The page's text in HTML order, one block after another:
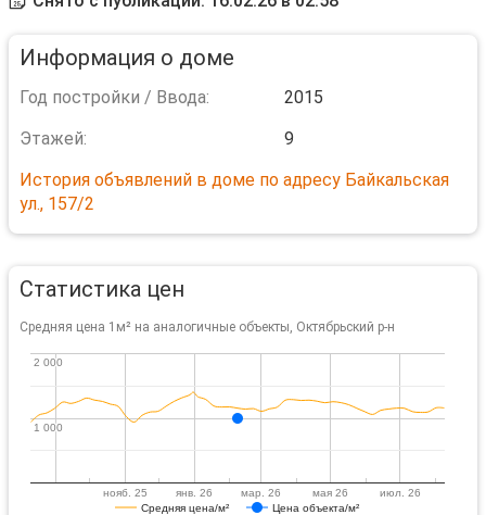
Информация о доме
Год постройки / Ввода:
2015
Этажей:
9
История объявлений в доме по адресу Байкальская
ул., 157/2
Статистика цен
Средняя цена 1м² на аналогичные объекты, Октябрьский р-н
Средняя цена/м² Цена объекта/м²
нояб. 25 янв. 26 мар. 26 мая 26 июл. 26
1 000
1 000
2 000
2 000